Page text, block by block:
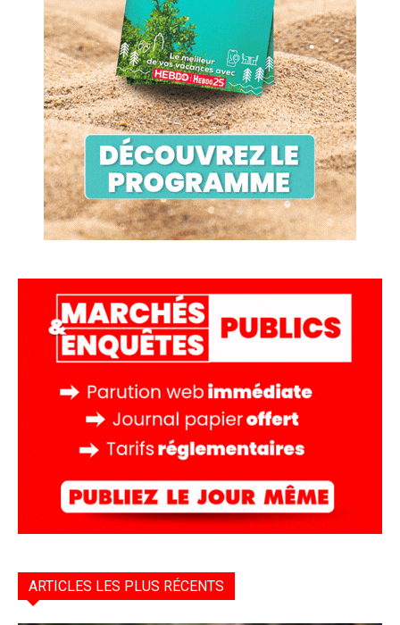
ARTICLES LES PLUS RÉCENTS